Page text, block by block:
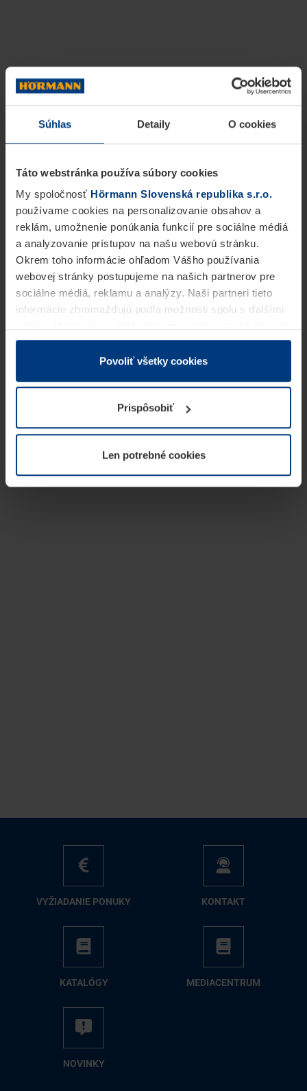
Súhlas Detaily O cookies
Táto webstránka používa súbory cookies
My spoločnosť Hörmann Slovenská republika s.r.o.
používame cookies na personalizovanie obsahov a
reklám, umožnenie ponúkania funkcií pre sociálne médiá
a analyzovanie prístupov na našu webovú stránku.
Okrem toho informácie ohľadom Vášho používania
webovej stránky postupujeme na našich partnerov pre
sociálne médiá, reklamu a analýzy. Naši partneri tieto
informácie zhromažďujú podľa možnosti spolu s ďalšími
v rámci Vášho využívania služieb.
Z právneho hľadiska môžeme cookies ukladať na Vašom
prevádzku tejto stránky. Pre všetky ostatné typy cookie
potrebujeme Vaše povolenie. Vaše povolenie môžete
kedykoľvek zmeniť alebo odvolať vo vysvetlení cookie
našej webovej stránky.
Povoliť všetky cookies
Prispôsobiť
Len potrebné cookies
VY­ŽIA­DA­NIE PO­NU­KY KON­TAKT
KA­TA­LÓ­GY ME­DIA­CEN­TRUM
NO­VIN­KY